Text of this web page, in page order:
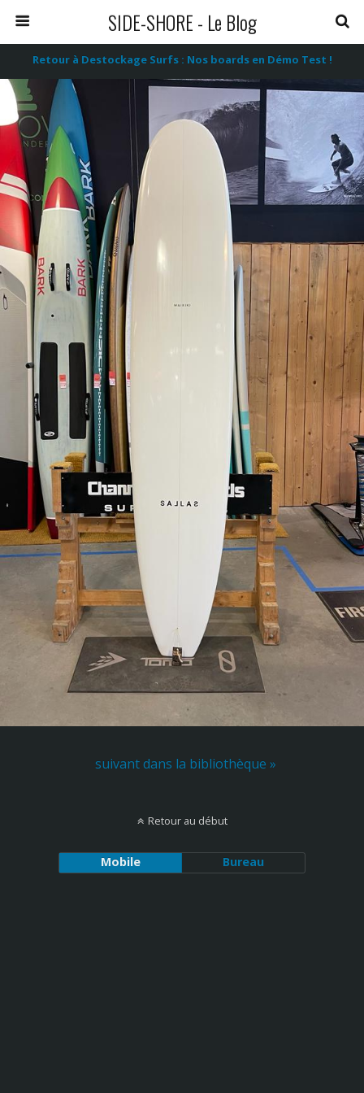
SIDE-SHORE - Le Blog
Retour à Destockage Surfs : Nos boards en Démo Test !
suivant dans la bibliothèque »
Retour au début
Mobile Bureau